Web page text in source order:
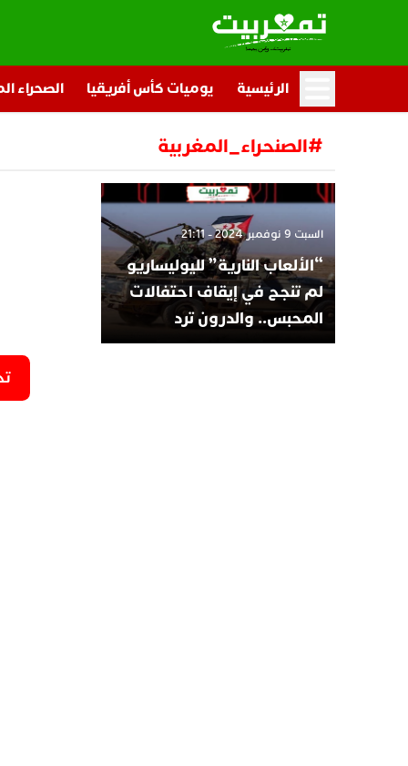
الرئيسية يوميات كأس أفريقيا الصحراء
#الصنحراء_المغربية
السبت 9 نوفمبر 2024 - 21:11
“الألعاب النارية” لليوليساريو
لم تنجح في إيقاف احتفالات
المحبس.. والدرون ترد